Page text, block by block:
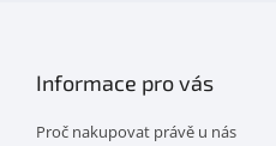
Informace pro vás
Proč nakupovat právě u nás